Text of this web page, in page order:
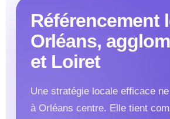
Référencement
Orléans,
et Loiret
Une stratégie locale efficace
à Orléans centre. Elle tient